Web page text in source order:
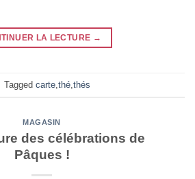
LA LECTURE →
Tagged carte thé thés
MAGASIN
des célébrations de
Pâques !